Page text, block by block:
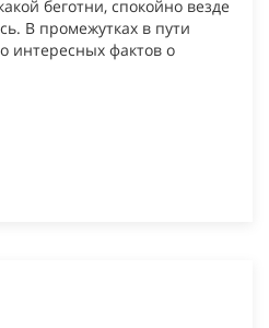
беготни, спокойно везде
В промежутках в пути
интересных фактов о